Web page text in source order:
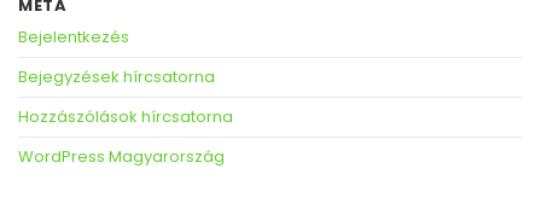
META
Bejelentkezés
Bejegyzések hírcsatorna
Hozzászólások hírcsatorna
WordPress Magyarország